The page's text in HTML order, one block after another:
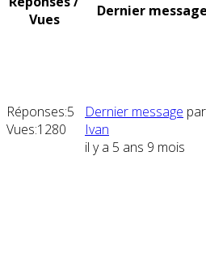
Vues
Dernier
Réponses:5
Vues:1280
Dernier message par
Ivan
il y a 5 ans 9 mois